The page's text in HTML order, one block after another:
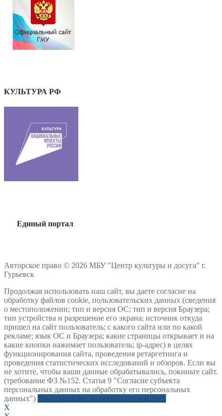
КУЛЬТУРА РФ
Единый портал
Авторское право © 2026 МБУ "Центр культуры и досуга" г.
Гурьевск
Продолжая использовать наш сайт, вы даете согласие на
обработку файлов cookie, пользовательских данных (сведения
о местоположении; тип и версия ОС; тип и версия Браузера;
тип устройства и разрешение его экрана; источник откуда
пришел на сайт пользователь; с какого сайта или по какой
рекламе; язык ОС и Браузера; какие страницы открывает и на
какие кнопки нажимает пользователь; ip-адрес) в целях
функционирования сайта, проведения ретаргетинга и
проведения статистических исследований и обзоров. Если вы
не хотите, чтобы ваши данные обрабатывались, покиньте сайт.
(требование ФЗ №152. Статья 9 "Согласие субъекта
персональных данных на обработку его персональных
данных")
X